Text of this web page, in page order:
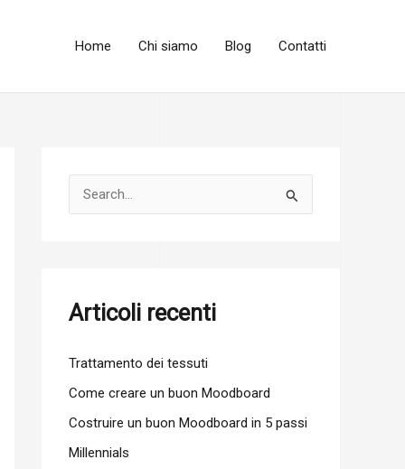
Home Chi siamo Blog Contatti
a
Articoli recenti
Trattamento dei tessuti
Come creare un buon Moodboard
Costruire un buon Moodboard in 5 passi
Millennials